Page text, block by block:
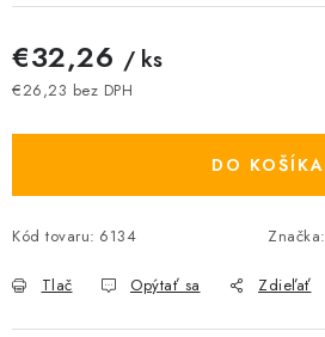
€32,26 / ks
€26,23 bez DPH
DO KOŠÍKA
Kód tovaru: 6134 Značka:
Tlač Opýtať sa Zdieľať